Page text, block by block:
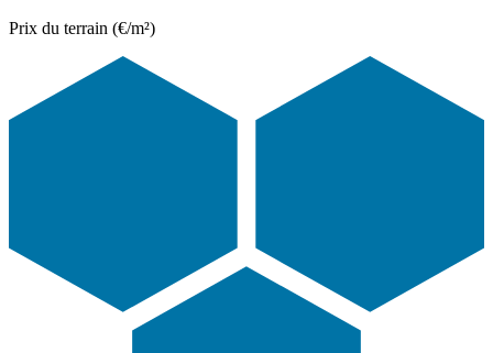
Prix du terrain (€/m²)